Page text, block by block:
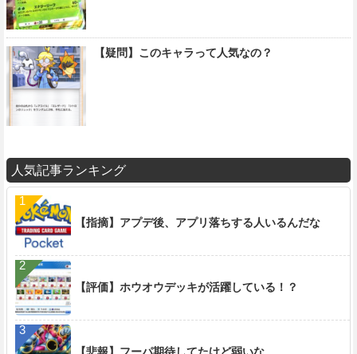
【疑問】このキャラって人気なの？
人気記事ランキング
【指摘】アプデ後、アプリ落ちする人いるんだな
【評価】ホウオウデッキが活躍している！？